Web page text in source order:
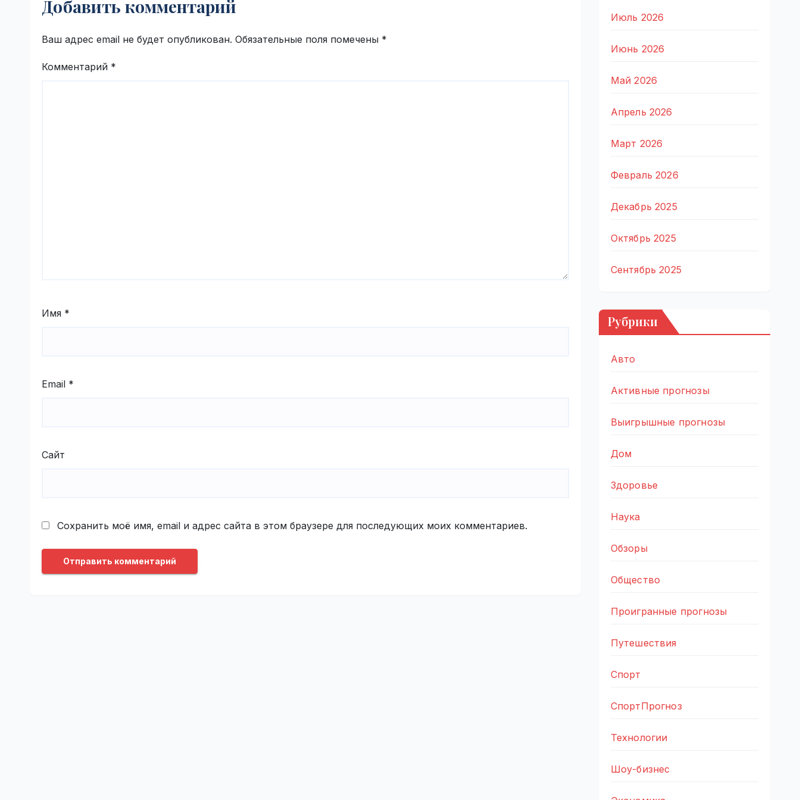
Добавить комментарий
Ваш адрес email не будет опубликован. Обязательные поля помечены *
Комментарий *
Имя *
Email *
Сайт
Сохранить моё имя, email и адрес сайта в этом браузере для последующих моих комментариев.
Июль 2026
Июнь 2026
Май 2026
Апрель 2026
Март 2026
Февраль 2026
Декабрь 2025
Октябрь 2025
Сентябрь 2025
Рубрики
Авто
Активные прогнозы
Выигрышные прогнозы
Дом
Здоровье
Наука
Обзоры
Общество
Проигранные прогнозы
Путешествия
Спорт
СпортПрогноз
Технологии
Шоу-бизнес